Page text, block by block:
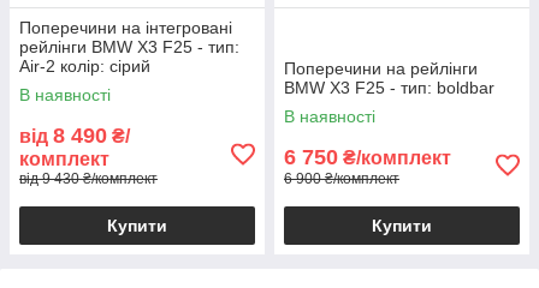
Поперечини на інтегровані
рейлінги BMW X3 F25 - тип:
Air-2 колір: сірий
В наявності
від 8 490 ₴/
комплект
від 9 430 ₴/комплект
Купити
Поперечини на рейлінги
BMW X3 F25 - тип: boldbar
В наявності
6 750 ₴/комплект
6 900 ₴/комплект
Купити